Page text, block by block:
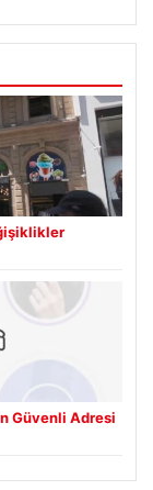
Güvenli Adresi